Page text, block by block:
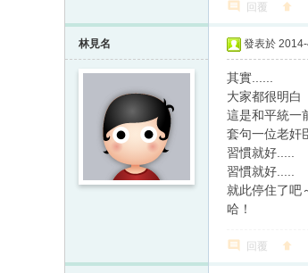
回覆
林見名 發表於
其實......
大家都很明白
這是和平統一
套句一位老奸
習慣就好.....
習慣就好.....
就此停住了吧
哈！
回覆